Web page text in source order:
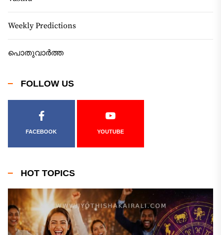
Weekly Predictions
പൊതുവാർത്ത
FOLLOW US
FACEBOOK YOUTUBE
HOT TOPICS